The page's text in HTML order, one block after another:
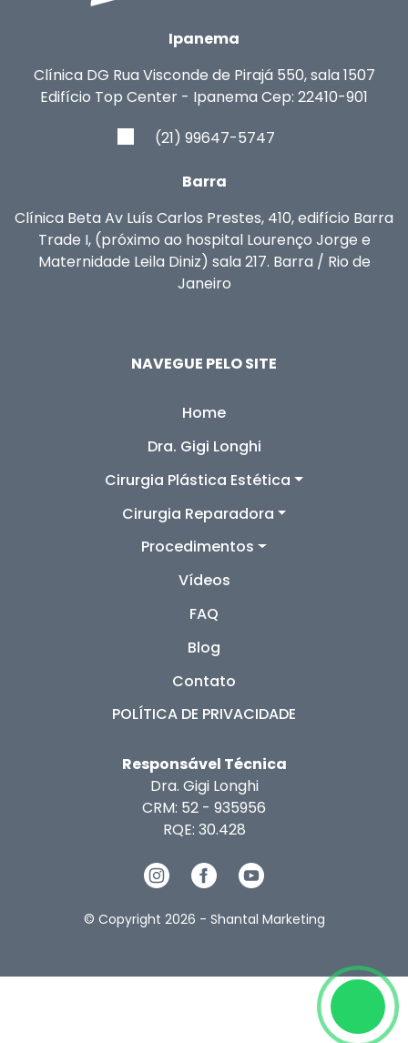
Ipanema
Clínica DG Rua Visconde de Pirajá 550, sala 1507
Edifício Top Center - Ipanema Cep: 22410-901
(21) 99647-5747
Barra
Clínica Beta Av Luís Carlos Prestes, 410, edifício Barra
Trade I, (próximo ao hospital Lourenço Jorge e
Maternidade Leila Diniz) sala 217. Barra / Rio de
Janeiro
NAVEGUE PELO SITE
Home
Dra. Gigi Longhi
Cirurgia Plástica Estética
Cirurgia Reparadora
Procedimentos
Vídeos
FAQ
Blog
Contato
POLÍTICA DE PRIVACIDADE
Responsável Técnica
Dra. Gigi Longhi
CRM: 52 - 935956
RQE: 30.428
© Copyright 2026 - Shantal Marketing